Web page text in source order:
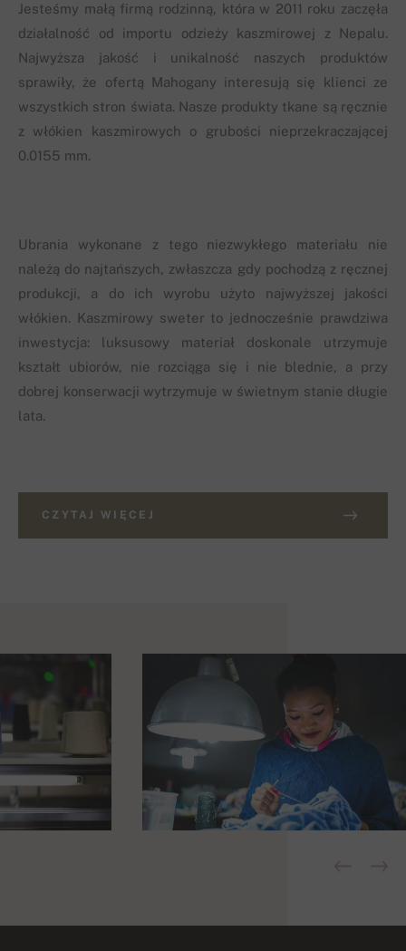
Jesteśmy małą firmą rodzinną, która w 2011 roku zaczęła
działalność od importu odzieży kaszmirowej z Nepalu.
Najwyższa jakość i unikalność naszych produktów
sprawiły, że ofertą Mahogany interesują się klienci ze
wszystkich stron świata. Nasze produkty tkane są ręcznie
z włókien kaszmirowych o grubości nieprzekraczającej
0.0155 mm.
Ubrania wykonane z tego niezwykłego materiału nie
należą do najtańszych, zwłaszcza gdy pochodzą z ręcznej
produkcji, a do ich wyrobu użyto najwyższej jakości
włókien. Kaszmirowy sweter to jednocześnie prawdziwa
inwestycja: luksusowy materiał doskonale utrzymuje
kształt ubiorów, nie rozciąga się i nie blednie, a przy
dobrej konserwacji wytrzymuje w świetnym stanie długie
lata.
CZYTAJ WIĘCEJ